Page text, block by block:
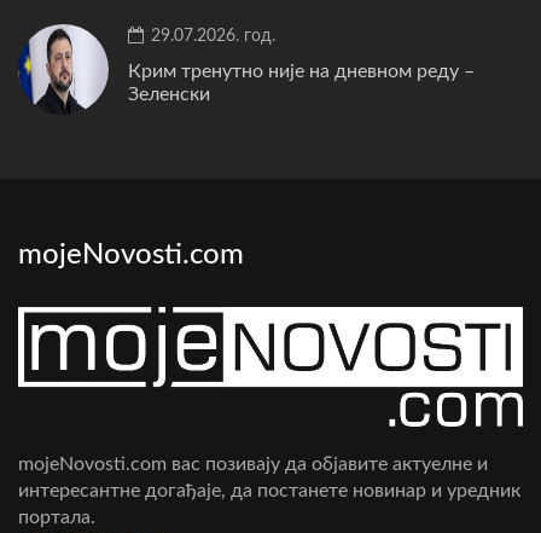
29.07.2026. год.
Крим тренутно није на дневном реду –
Зеленски
mojeNovosti.com
mojeNovosti.com вас позивају да објавите актуелне и
интересантне догађаје, да постанете новинар и уредник
портала.